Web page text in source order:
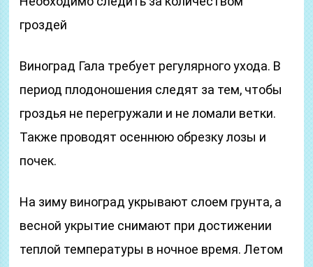
гроздей
Виноград Гала требует регулярного ухода. В
период плодоношения следят за тем, чтобы
гроздья не перегружали и не ломали ветки.
Также проводят осеннюю обрезку лозы и
почек.
На зиму виноград укрывают слоем грунта, а
весной укрытие снимают при достижении
теплой температуры в ночное время. Летом